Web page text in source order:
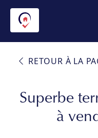
RETOUR À LA
Superbe
à